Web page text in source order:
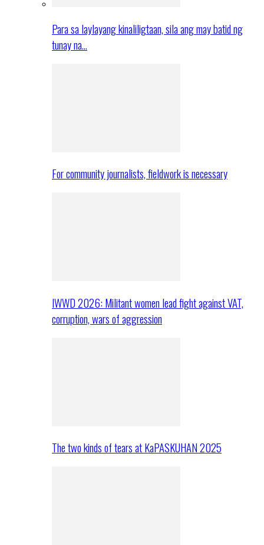
Para sa laylayang kinaliligtaan, sila ang may batid ng
tunay na…
For community journalists, fieldwork is necessary
IWWD 2026: Militant women lead fight against VAT,
corruption, wars of aggression
The two kinds of tears at KaPASKUHAN 2025